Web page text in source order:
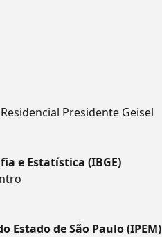
Presidente Geisel
e Estatística (IBGE)
Estado de São Paulo (IPEM)